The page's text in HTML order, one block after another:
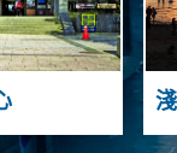
N
S
A